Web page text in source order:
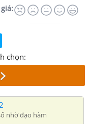
chọn:
nhờ đạo hàm